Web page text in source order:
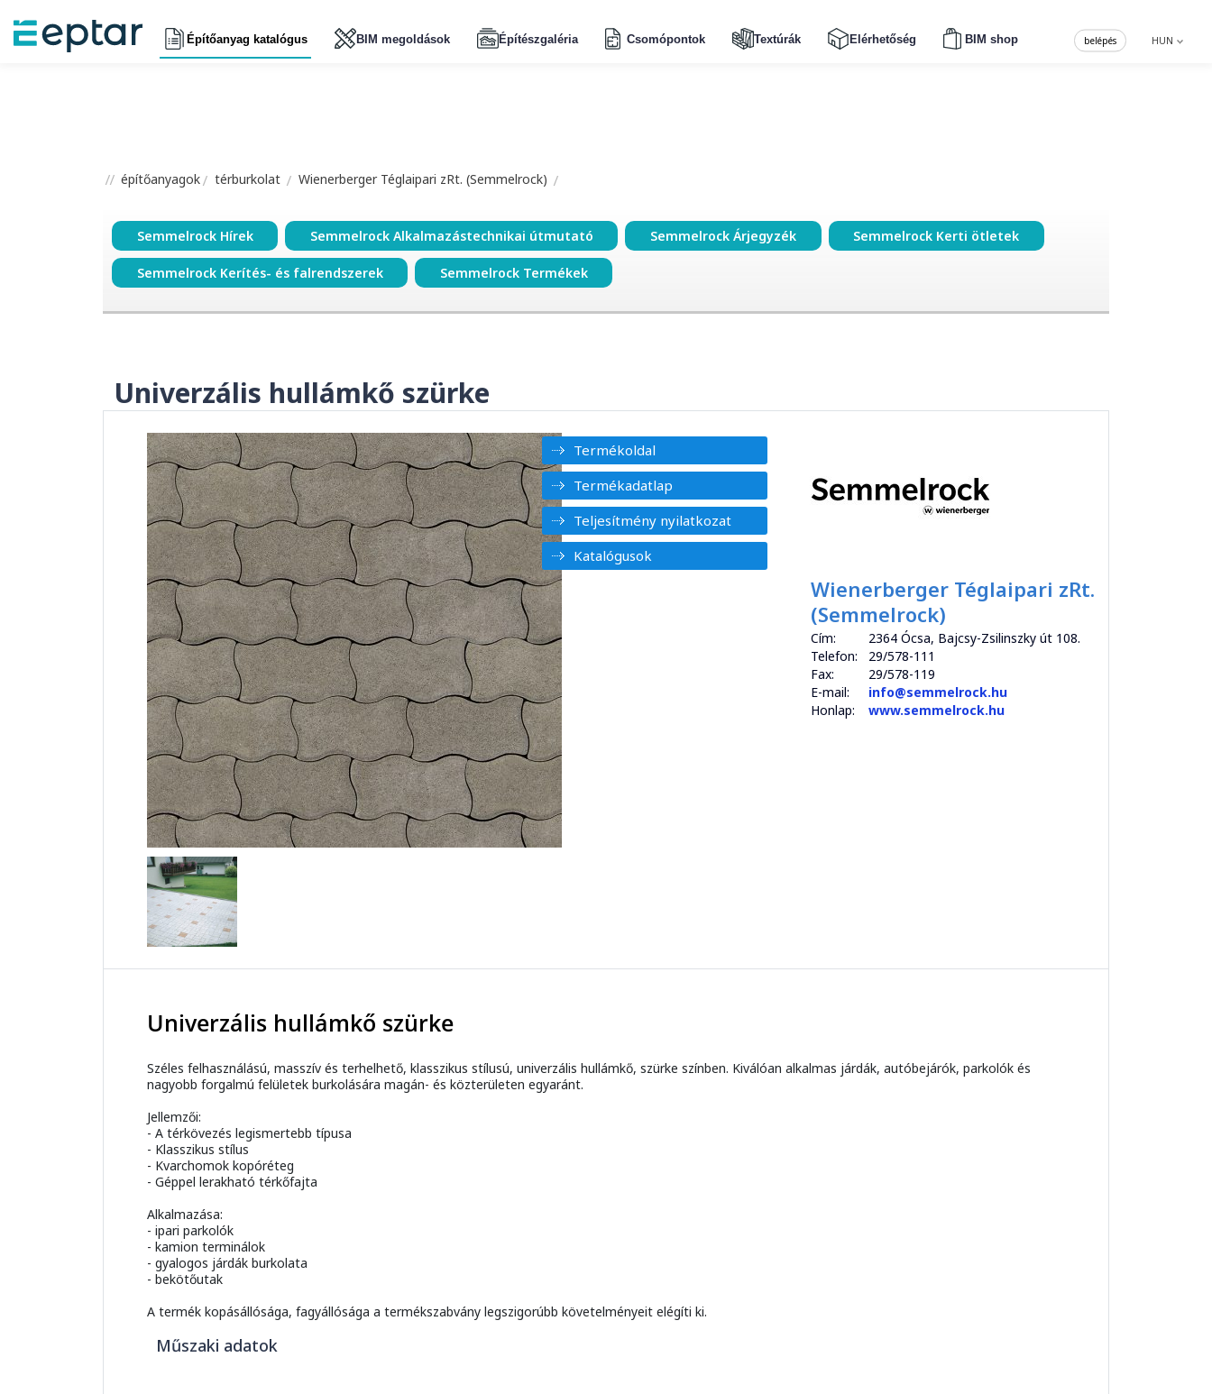
Építőanyag katalógus BIM megoldások Építészgaléria Csomópontok Textúrák Elérhetőség BIM shop HUN
belépés
építőanyagok térburkolat Wienerberger Téglaipari zRt. (Semmelrock)
Semmelrock Hírek Semmelrock Alkalmazástechnikai útmutató Semmelrock Árjegyzék Semmelrock Kerti ötletek
Semmelrock Kerítés- és falrendszerek Semmelrock Termékek
Univerzális hullámkő szürke
Termékoldal
Termékadatlap
Teljesítmény nyilatkozat
Katalógusok
Wienerberger Téglaipari zRt.
(Semmelrock)
Cím:
2364 Ócsa, Bajcsy-Zsilinszky út 108.
Telefon:
29/578-111
Fax:
29/578-119
E-mail:
info@semmelrock.hu
Honlap:
www.semmelrock.hu
Univerzális hullámkő szürke
Széles felhasználású, masszív és terhelhető, klasszikus stílusú, univerzális hullámkő, szürke színben. Kiválóan alkalmas járdák, autóbejárók, parkolók és
nagyobb forgalmú felületek burkolására magán- és közterületen egyaránt.
Jellemzői:
- A térkövezés legismertebb típusa
- Klasszikus stílus
- Kvarchomok kopóréteg
- Géppel lerakható térkőfajta
Alkalmazása:
- ipari parkolók
- kamion terminálok
- gyalogos járdák burkolata
- bekötőutak
A termék kopásállósága, fagyállósága a termékszabvány legszigorúbb követelményeit elégíti ki.
Műszaki adatok